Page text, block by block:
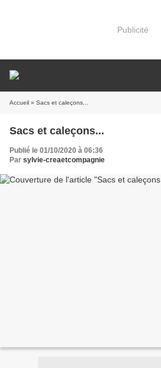
Publicité
Accueil » Sacs et caleçons...
Sacs et caleçons...
Publié le 01/10/2020 à 06:36
Par sylvie-creaetcompagnie